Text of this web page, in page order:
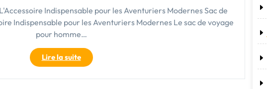
Indispensable pour les Aventuriers Modernes Sac de
Indispensable pour les Aventuriers Modernes Le sac de voyage
pour homme…
Lire la suite"Choisir
le
Meilleur